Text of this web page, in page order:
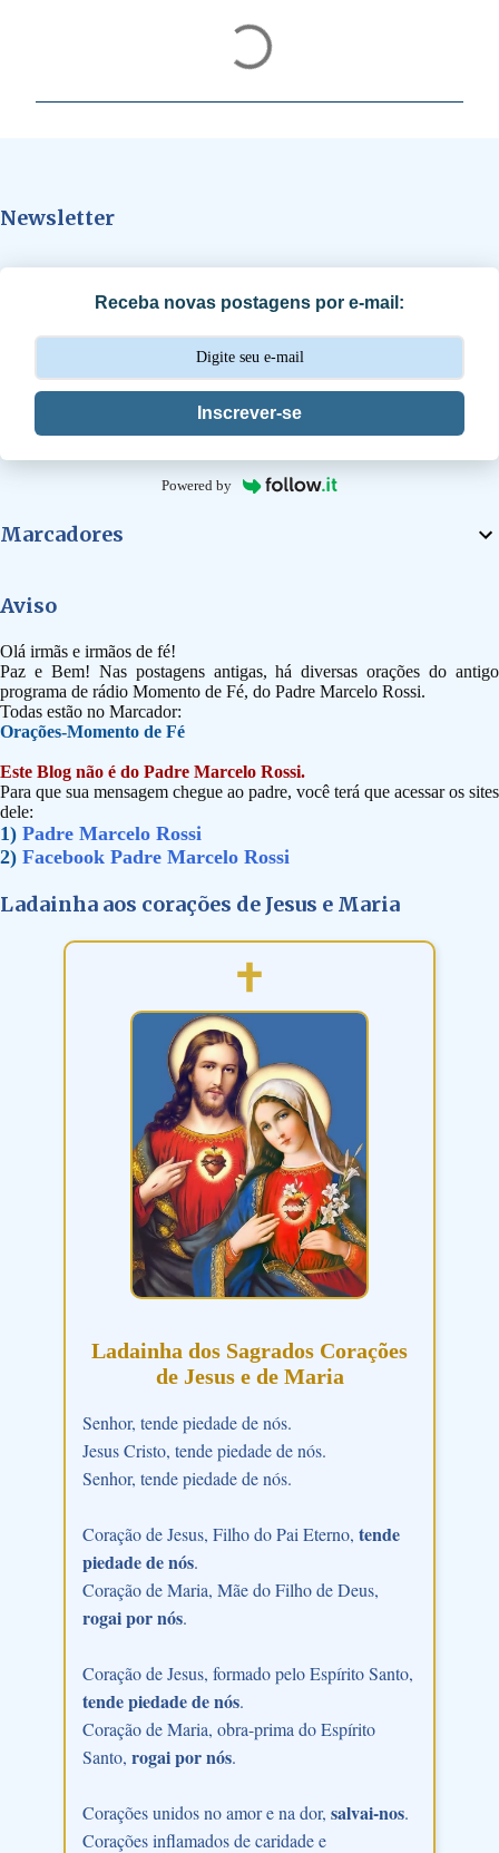
á
s
Newsletter
Receba novas postagens por e-mail:
Inscrever-se
Powered by
Marcadores
Aviso
Olá irmãs e irmãos de fé!
Paz e Bem! Nas postagens antigas, há diversas orações do antigo
programa de rádio Momento de Fé, do Padre Marcelo Rossi.
Todas estão no Marcador:
Orações-Momento de Fé
Este Blog não é do Padre Marcelo Rossi.
Para que sua mensagem chegue ao padre, você terá que acessar os sites
dele:
1) Padre Marcelo Rossi
2) Facebook Padre Marcelo Rossi
Ladainha aos corações de Jesus e Maria
Ladainha dos Sagrados Corações
de Jesus e de Maria
Senhor, tende piedade de nós.
Jesus Cristo, tende piedade de nós.
Senhor, tende piedade de nós.
Coração de Jesus, Filho do Pai Eterno, tende
piedade de nós.
Coração de Maria, Mãe do Filho de Deus,
rogai por nós.
Coração de Jesus, formado pelo Espírito Santo,
tende piedade de nós.
Coração de Maria, obra-prima do Espírito
Santo, rogai por nós.
Corações unidos no amor e na dor, salvai-nos.
Corações inflamados de caridade e